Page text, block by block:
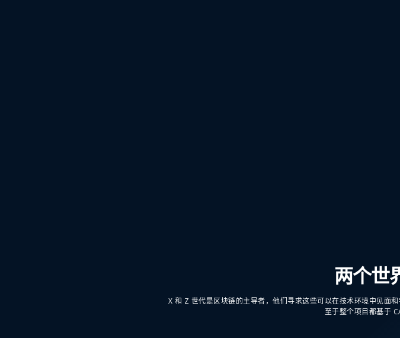
两个世
X 和 Z 世代是区块链的主导者，他们寻求这些可以在技术环境中见面
至于整个项目都基于